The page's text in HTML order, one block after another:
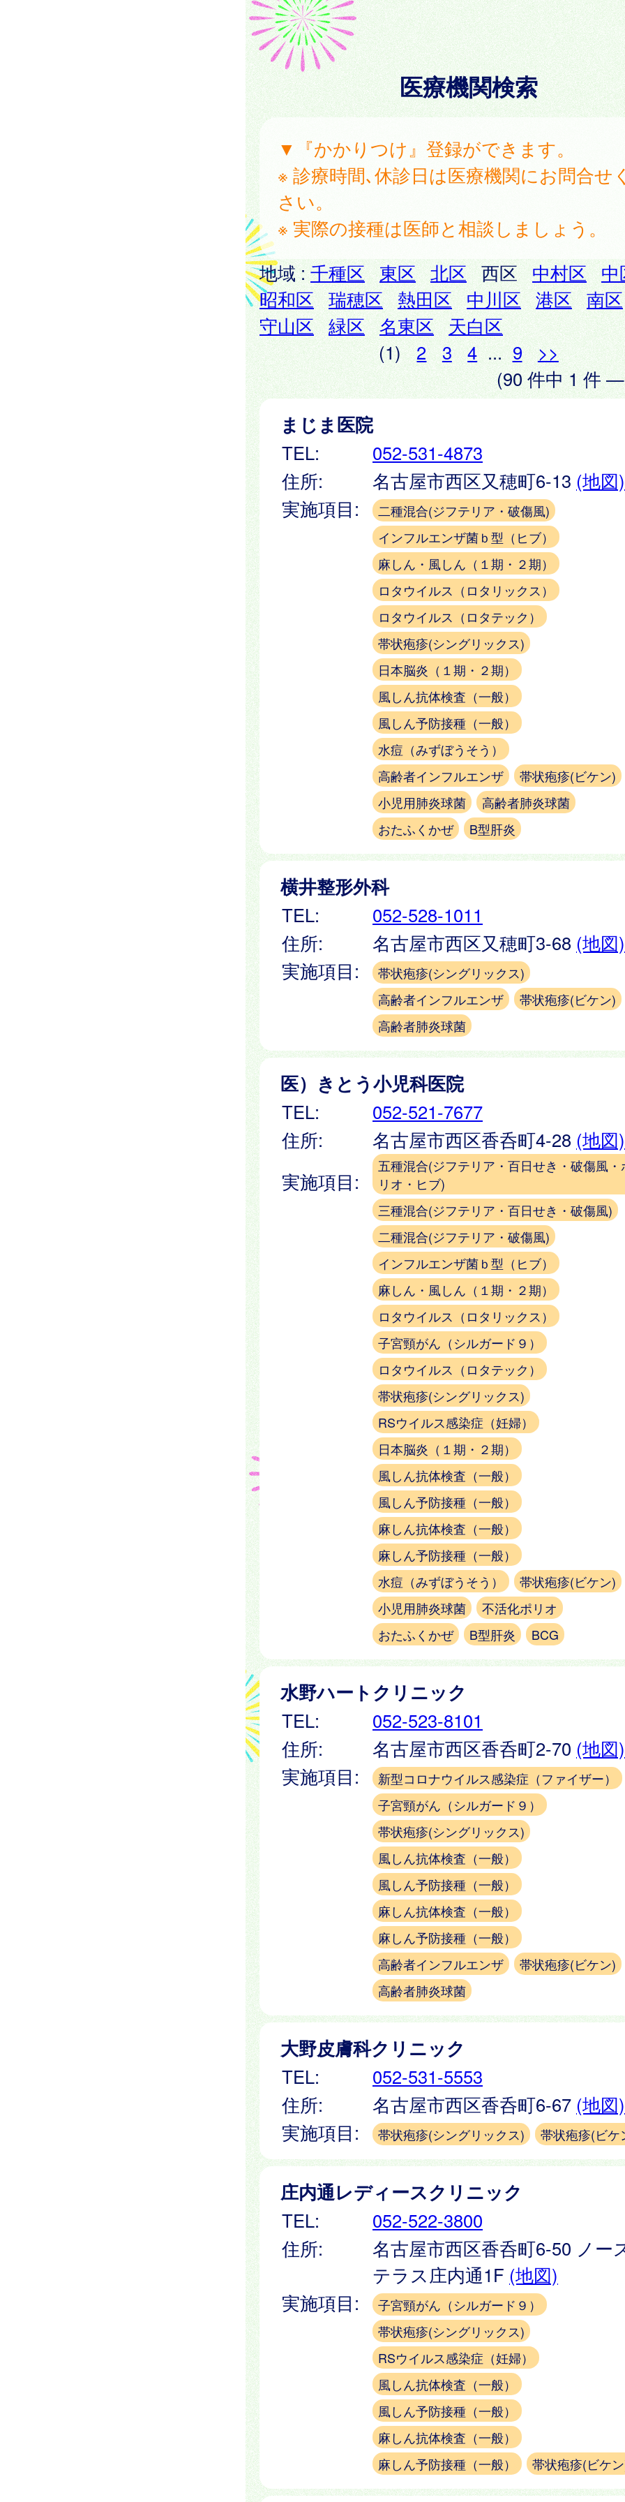
医療機関検索
▼『かかりつけ』登録ができます。
※ 診療時間､休診日は医療機関にお問合せ
さい。
※ 実際の接種は医師と相談しましょう。
地域 :千種区 東区 北区 西区 中村区
中
昭和区
瑞穂区 熱田区 中川区 港区 南区
守山区 緑区 名東区 天白区
(1)
2 3 4 ... 9
>>
(90 件中 1 件
まじま医院
TEL:
052-531-4873
住所:
名古屋市西区又穂町6-13 (地図)
実施項目:
二種混合(ジフテリア・破傷風)
インフルエンザ菌ｂ型（ヒブ）
麻しん・風しん（１期・２期）
ロタウイルス（ロタリックス）
ロタウイルス（ロタテック）
帯状疱疹(シングリックス)
日本脳炎（１期・２期）
風しん抗体検査（一般）
風しん予防接種（一般）
水痘（みずぼうそう）
高齢者インフルエンザ
帯状疱疹(ビケン)
小児用肺炎球菌
高齢者肺炎球菌
おたふくかぜ
B型肝炎
横井整形外科
TEL:
052-528-1011
住所:
名古屋市西区又穂町3-68 (地図)
実施項目:
帯状疱疹(シングリックス)
高齢者インフルエンザ
帯状疱疹(ビケン)
高齢者肺炎球菌
医）きとう小児科医院
TEL:
052-521-7677
住所:
名古屋市西区香呑町4-28 (地図)
実施項目:
五種混合(ジフテリア・百日せき・破傷風・
リオ・ヒブ)
三種混合(ジフテリア・百日せき・破傷風)
二種混合(ジフテリア・破傷風)
インフルエンザ菌ｂ型（ヒブ）
麻しん・風しん（１期・２期）
ロタウイルス（ロタリックス）
子宮頸がん（シルガード９）
ロタウイルス（ロタテック）
帯状疱疹(シングリックス)
RSウイルス感染症（妊婦）
日本脳炎（１期・２期）
風しん抗体検査（一般）
風しん予防接種（一般）
麻しん抗体検査（一般）
麻しん予防接種（一般）
水痘（みずぼうそう）
帯状疱疹(ビケン)
小児用肺炎球菌
不活化ポリオ
おたふくかぜ
B型肝炎 BCG
水野ハートクリニック
TEL:
052-523-8101
住所:
名古屋市西区香呑町2-70 (地図)
実施項目:
新型コロナウイルス感染症（ファイザー）
子宮頸がん（シルガード９）
帯状疱疹(シングリックス)
風しん抗体検査（一般）
風しん予防接種（一般）
麻しん抗体検査（一般）
麻しん予防接種（一般）
高齢者インフルエンザ
帯状疱疹(ビケン)
高齢者肺炎球菌
大野皮膚科クリニック
TEL:
052-531-5553
住所:
名古屋市西区香呑町6-67 (地図)
実施項目:
帯状疱疹(シングリックス) 帯状疱疹(ビケ
庄内通レディースクリニック
TEL:
052-522-3800
住所:
名古屋市西区香呑町6-50 ノー
テラス庄内通1F (地図)
実施項目:
子宮頸がん（シルガード９）
帯状疱疹(シングリックス)
RSウイルス感染症（妊婦）
風しん抗体検査（一般）
風しん予防接種（一般）
麻しん抗体検査（一般）
麻しん予防接種（一般）
帯状疱疹(ビケ